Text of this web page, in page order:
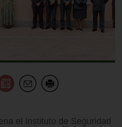
el Instituto de Seguridad